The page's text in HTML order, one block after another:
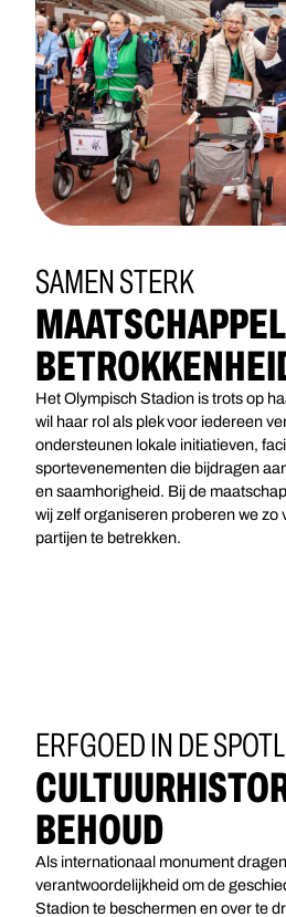
SAMEN STERK
Het Olympisch Stadion is trots op
wil haar rol als plek voor iedereen
ondersteunen lokale initiatieven,
sportevenementen die bijdragen
en saamhorigheid. Bij de
wij zelf organiseren proberen we zo
partijen te betrekken.
ERFGOED IN DE
BEHOUD
Als internationaal monument
verantwoordelijkheid om de
Stadion te beschermen en over te